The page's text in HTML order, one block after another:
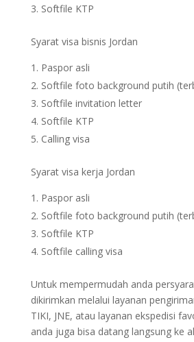
Softfile KTP
Syarat visa bisnis Jordan
Paspor asli
Softfile foto background putih
Softfile invitation letter
Softfile KTP
Calling visa
Syarat visa kerja Jordan
Paspor asli
Softfile foto background putih
Softfile KTP
Softfile calling visa
Untuk mempermudah anda
dikirimkan melalui layanan
TIKI, JNE, atau layanan ekspedisi
anda juga bisa datang langsung ke